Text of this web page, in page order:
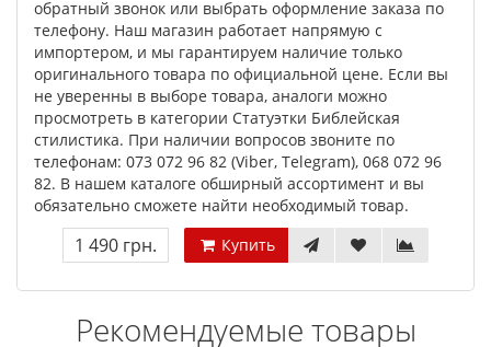
обратный звонок или выбрать оформление заказа по
телефону. Наш магазин работает напрямую с
импортером, и мы гарантируем наличие только
оригинального товара по официальной цене. Если вы
не уверенны в выборе товара, аналоги можно
просмотреть в категории Статуэтки Библейская
стилистика. При наличии вопросов звоните по
телефонам: 073 072 96 82 (Viber, Telegram), 068 072 96
82. В нашем каталоге обширный ассортимент и вы
обязательно сможете найти необходимый товар.
1 490 грн. Купить
Рекомендуемые товары